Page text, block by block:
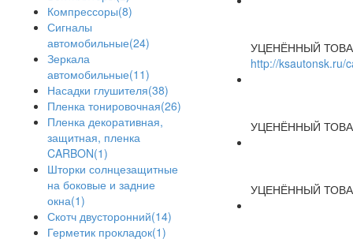
Компрессоры(8)
Сигналы
автомобильные(24)
Зеркала
автомобильные(11)
Насадки глушителя(38)
Пленка тонировочная(26)
Пленка декоративная,
защитная, пленка
CARBON(1)
Шторки солнцезащитные
на боковые и задние
окна(1)
Скотч двусторонний(14)
Герметик прокладок(1)
УЦЕНЁННЫЙ
http://ksautonsk.ru/
УЦЕНЁННЫЙ
УЦЕНЁННЫЙ